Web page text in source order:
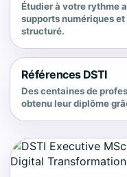
Étudier à votre rythme
supports numériques
structuré.
Références DSTI
Des centaines de
obtenu leur diplôme